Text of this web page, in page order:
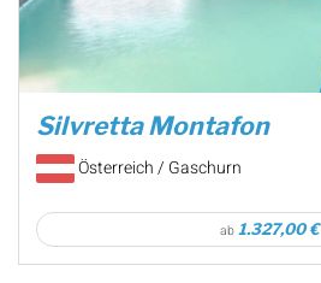
Silvretta Montafon
Österreich / Gaschurn
ab 1.327,00 €